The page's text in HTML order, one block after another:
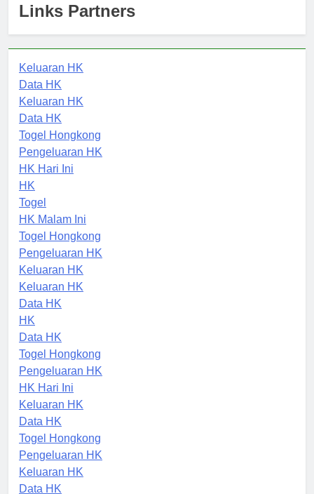
Links Partners
Keluaran HK
Data HK
Keluaran HK
Data HK
Togel Hongkong
Pengeluaran HK
HK Hari Ini
HK
Togel
HK Malam Ini
Togel Hongkong
Pengeluaran HK
Keluaran HK
Keluaran HK
Data HK
HK
Data HK
Togel Hongkong
Pengeluaran HK
HK Hari Ini
Keluaran HK
Data HK
Togel Hongkong
Pengeluaran HK
Keluaran HK